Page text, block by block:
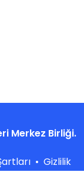
Merkez Birliği.
• Gizlilik